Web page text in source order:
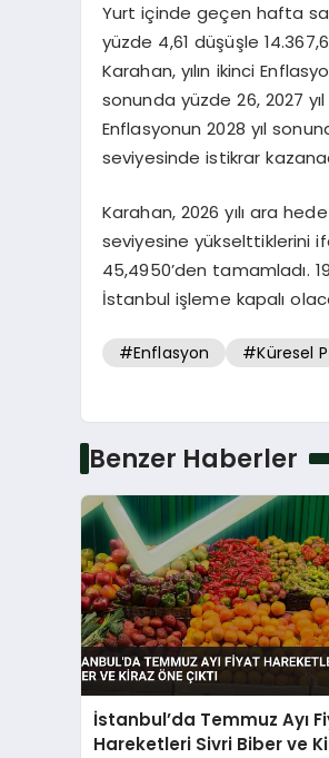
Yurt içinde geçen hafta
yüzde 4,61 düşüşle
Karahan, yılın ikinci
sonunda yüzde 26, 2027
Enflasyonun 2028 yıl
seviyesinde istikrar
Karahan, 2026 yılı ara
seviyesine yükselttiklerini
45,4950’den tamamladı.
İstanbul işleme kapalı
#Enflasyon #Küresel
Benzer Haberler
İstanbul’da Temmuz Ayı
Hareketleri Sivri Biber ve